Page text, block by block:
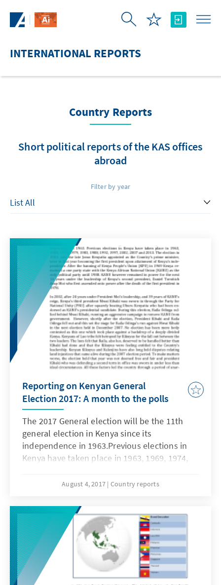
INTERNATIONAL REPORTS
Country Reports
Short political reports of the KAS offices
abroad
Filter by year
Reporting on Kenyan General
Election 2017: A month to the polls
The 2017 General election will be the 11th
general election in Kenya since its
independence in 1963.Previous elections in
Kenya have taken place in 1963, 1969, 1974,
2013.The election in 2013 was the first since
Kenya after the 2007 election. It was also the
first election since the new constitution was
adopted. The upcoming general election to
be conducted on 8th August 2017 will be the
2nd election under the Kenyan constitution
2010.
August 4, 2017 Country reports